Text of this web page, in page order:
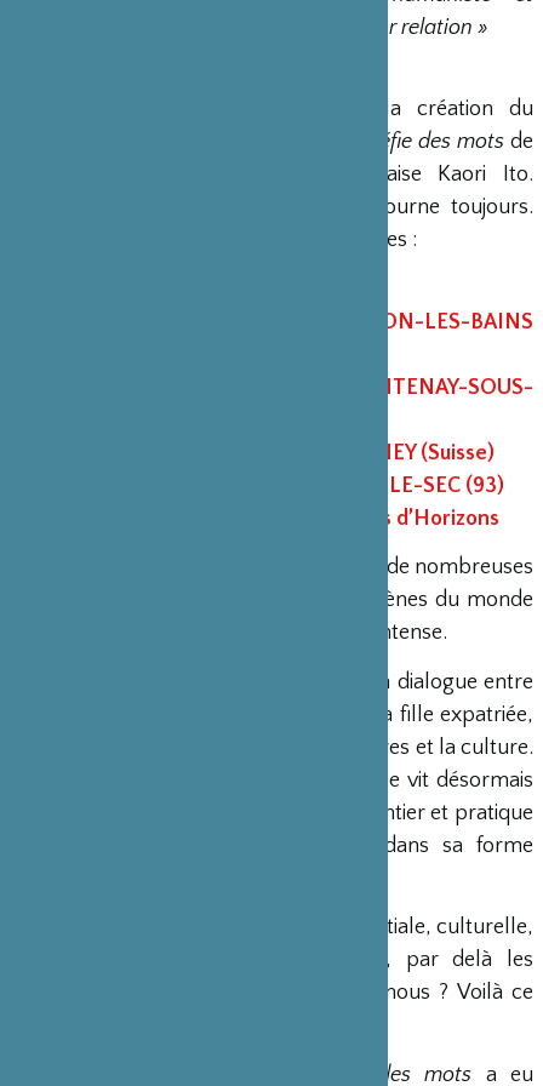
émotionnelle, dédiée à son père et à leur relation »
En 2015, la Fondation a soutenu la création du
Je danse parce que je me méfie des mots de
la danseuse et chorégraphe japonaise Kaori Ito.
Aujourd’hui, en 2022, le spectacle tourne toujours.
Pour ne pas le manquer, rendez-vous les :
6 mai : Théâtre Benno Besson YVERDON-LES-BAINS
10 & 11 mai : Fontenay en scènes FONTENAY-SOUS-
14 mai : Théâtre du Crochetan MONTHEY (Suisse)
24 mai : Théâtre des Bergeries NOISY-LE-SEC (93)
9 juin : CCNT TOURS (37) Festival Tours d’Horizons
Kaori Ito est installée en France depuis de nombreuses
années, elle a su s’imposer sur les scènes du monde
entier par son expressivité corporelle intense.
Ce spectacle est la mise en scène d’un dialogue entre
un père – Hiroshi Ito, sculpteur – et sa fille expatriée,
séparés l’un de l’autre, par les kilomètres et la culture.
Car Kaori Ito a beau être japonaise, elle vit désormais
en France, se produit dans le monde entier et pratique
un art, la danse, qu’elle a appris dans sa forme
Comment faire de cette séparation spatiale, culturelle,
personnelle, un geste artistique qui, par delà les
différences interpelle chacun d’entre nous ? Voilà ce
Je danse parce que je me méfie des mots a eu